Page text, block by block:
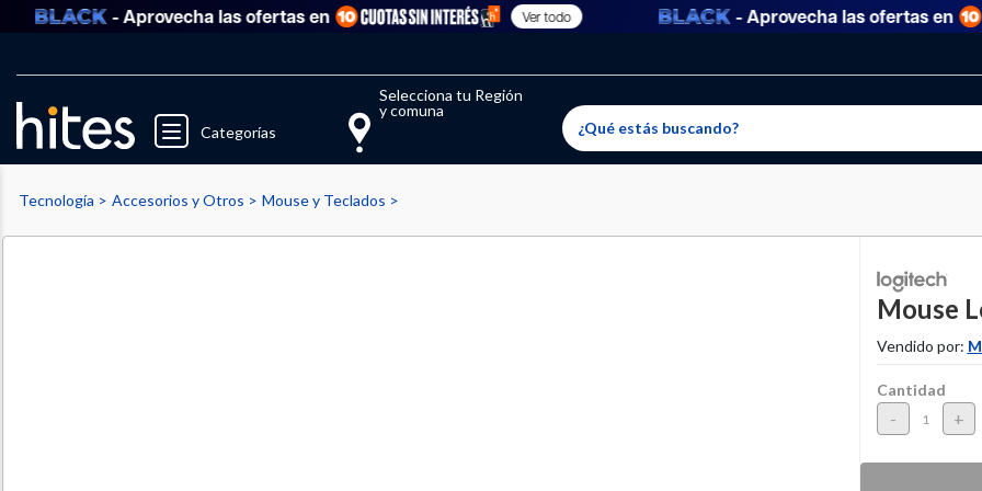
- Aprovecha las ofertas en Ver todo - Aprovecha las ofertas en
Categorías
Selecciona tu Región
y comuna
El producto ha sido eliminado correctamente
El producto ha sido agregado a tu lista de favoritos
Llegaste al límite de productos favoritos permitidos, para agregar uno nuevo ingresa a “Mi
Tecnología Accesorios y Otros
Mouse y Teclados
Mouse
Vendido por:
Cantidad
- +